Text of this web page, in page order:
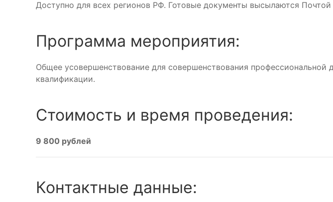
Доступно для всех регионов РФ. Готовые документы высылаются Почтой
Программа мероприятия:
Общее усовершенствование для совершенствования
квалификации.
Стоимость и время проведения:
9 800 рублей
Контактные данные: